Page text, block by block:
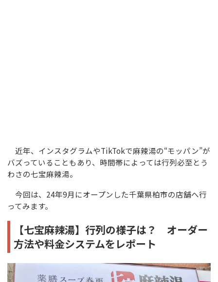
近年、インスタグラムやTikTokで麻辣湯の“モッパン”が
バズっていることもあり、時間帯によっては行列必至とう
わさの七宝麻辣湯。
今回は、24年9月にオープンした千葉県柏市の店舗へ行
ってみます。
【七宝麻辣湯】行列の様子は？ オーダー
方法や料金システムをレポート